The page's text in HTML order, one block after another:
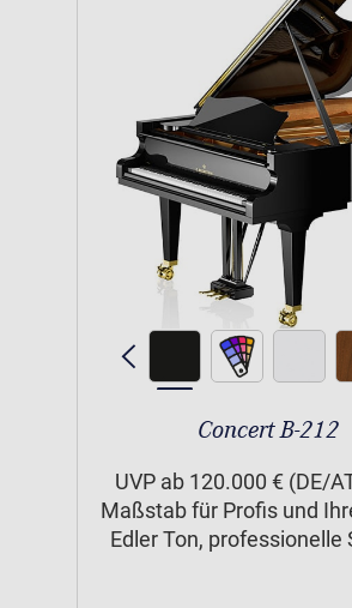
Concert B-212
UVP ab 120.000 € (DE/
Maßstab für Profis und
Edler Ton, professionelle